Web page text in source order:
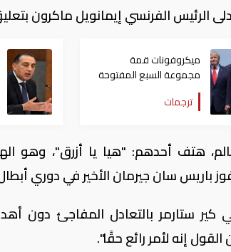
الرئيس الفرنسي إيمانويل ماكرون
ميكروفونات قمة
مجموعة السبع المفتوحة
تسرّب ما سكتت عنه البيانات
الرسمية
ترجمات
هتف أحدهم: "هيا يا أزرق"، وهو
سان جيرمان الأخير في دوري أبطال
كير ستارمر بالتعادل المفاجئ دون
إنه لأمر رائع حقًا".